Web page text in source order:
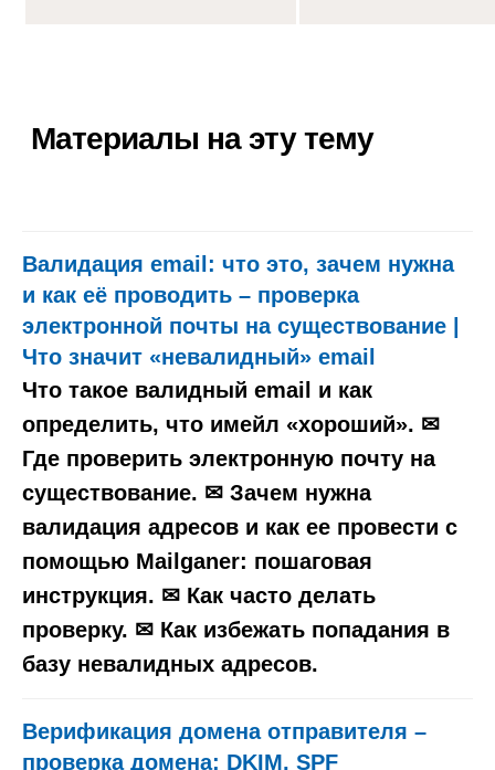
Материалы на эту тему
Валидация email: что это, зачем нужна
и как её проводить – проверка
электронной почты на существование |
Что значит «невалидный» email
Что такое валидный email и как
определить, что имейл «хороший». ✉
Где проверить электронную почту на
существование. ✉ Зачем нужна
валидация адресов и как ее провести с
помощью Mailganer: пошаговая
инструкция. ✉ Как часто делать
проверку. ✉ Как избежать попадания в
базу невалидных адресов.
Верификация домена отправителя –
проверка домена: DKIM, SPF